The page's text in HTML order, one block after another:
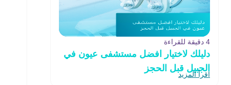
4 دقيقة للقراءة
دليلك لاختيار افضل مستشفى عيون في
الجبيل قبل الحجز
اقرأ المزيد